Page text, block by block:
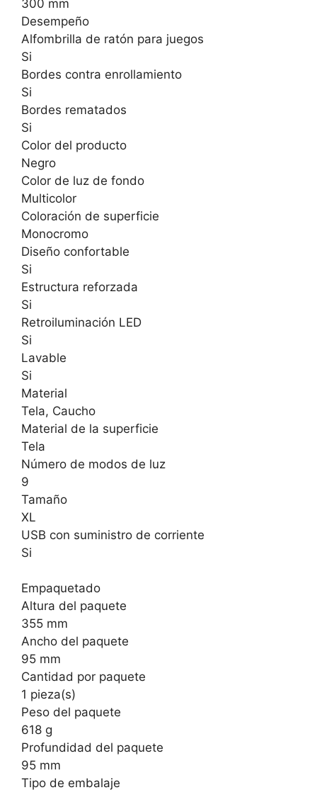
300 mm
Desempeño
Alfombrilla de ratón para juegos
Si
Bordes contra enrollamiento
Si
Bordes rematados
Si
Color del producto
Negro
Color de luz de fondo
Multicolor
Coloración de superficie
Monocromo
Diseño confortable
Si
Estructura reforzada
Si
Retroiluminación LED
Si
Lavable
Si
Material
Tela, Caucho
Material de la superficie
Tela
Número de modos de luz
9
Tamaño
XL
USB con suministro de corriente
Si
Empaquetado
Altura del paquete
355 mm
Ancho del paquete
95 mm
Cantidad por paquete
1 pieza(s)
Peso del paquete
618 g
Profundidad del paquete
95 mm
Tipo de embalaje